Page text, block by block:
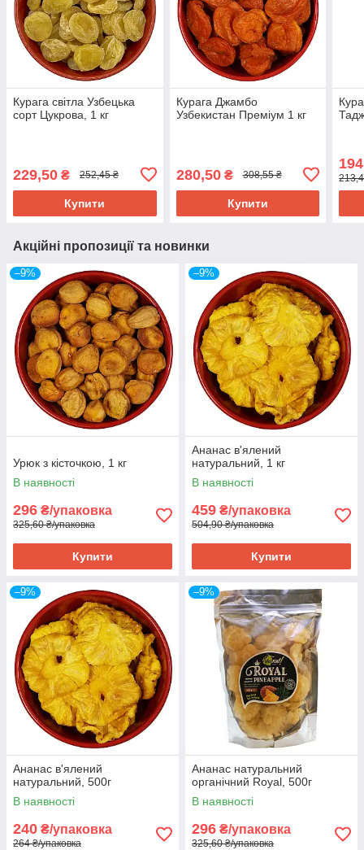
Курага світла Узбецька
сорт Цукрова, 1 кг
229,50 ₴ 252,45 ₴
Купити
Курага Джамбо
Узбекистан Преміум 1 кг
280,50₴ 308,55 ₴
Купити
194
Акційні пропозиції та новинки
–9%
Урюк з кісточкою, 1 кг
В наявності
296 ₴/упаковка
325,60 ₴/упаковка
Купити
–9%
Ананас в'ялений
натуральний, 1 кг
В наявності
459 ₴/упаковка
504,90 ₴/упаковка
Купити
–9%
Ананас в'ялений
натуральний, 500г
В наявності
240 ₴/упаковка
264 ₴/упаковка
–9%
Ананас натуральний
органічний Royal, 500г
В наявності
296 ₴/упаковка
325,60 ₴/упаковка